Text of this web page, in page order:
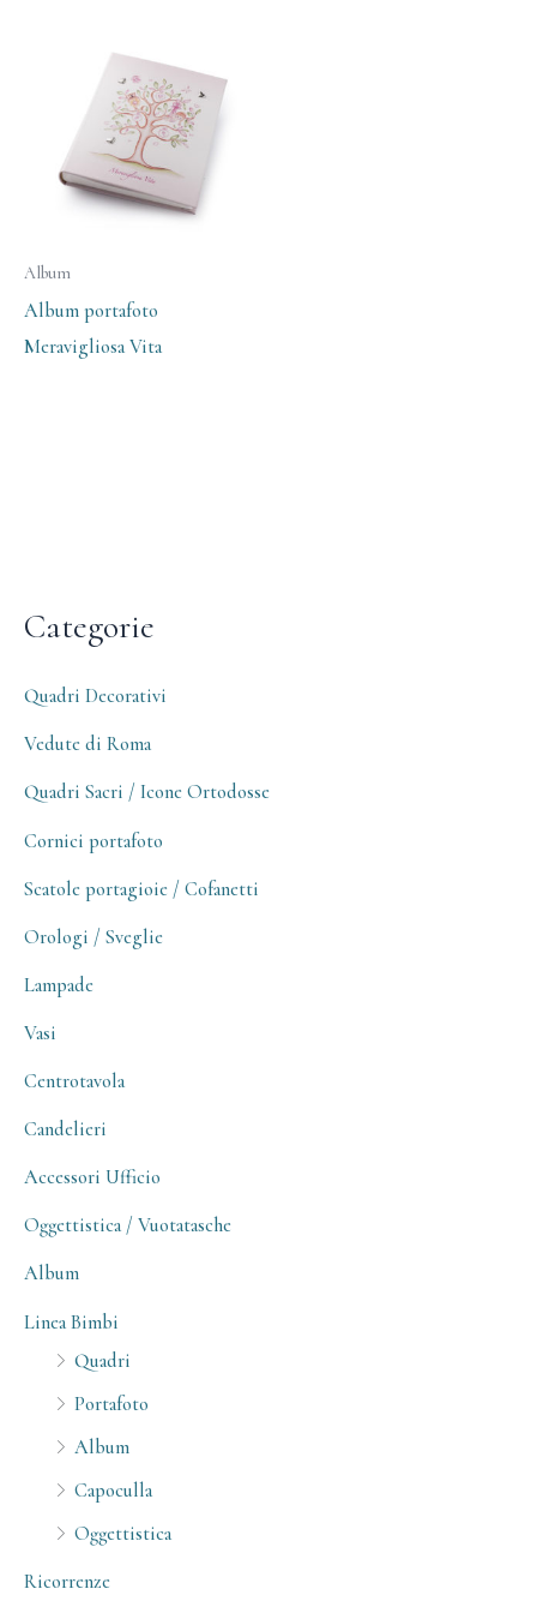
Categorie
Quadri Decorativi
Vedute di Roma
Quadri Sacri / Icone Ortodosse
Cornici portafoto
Scatole portagioie / Cofanetti
Orologi / Sveglie
Lampade
Vasi
Centrotavola
Candelieri
Accessori Ufficio
Oggettistica / Vuotatasche
Album
Linea Bimbi
Quadri
Portafoto
Album
Capoculla
Oggettistica
Ricorrenze
Album
Album portafoto
Meravigliosa Vita